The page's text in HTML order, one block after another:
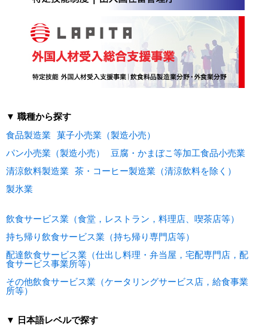
▼ 職種から探す
食品製造業 菓子小売業（製造小売）
パン小売業（製造小売）
豆腐・かまぼこ等加工食品小売業
清涼飲料製造業 茶・コーヒー製造業（清涼飲料を除く）
製氷業
飲食サービス業（食堂，レストラン，料理店、喫茶店等）
持ち帰り飲食サービス業（持ち帰り専門店等）
配達飲食サービス業（仕出し料理・弁当屋，宅配専門店，配
食サービス事業所等）
その他飲食サービス業（ケータリングサービス店，給食事業
所等）
▼ 日本語レベルで探す